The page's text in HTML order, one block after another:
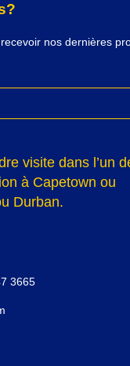
nos dernières
visite dans l’un
à Capetown ou
Durban.
3665